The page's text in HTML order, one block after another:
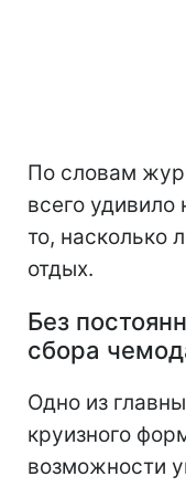
По словам
всего
то, насколько
отдых.
Без
сбора
Одно из
круизного
возможности